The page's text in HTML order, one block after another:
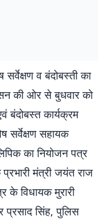
व बंदोबस्ती का
की ओर से बुधवार को
बंदोबस्त कार्यक्रम
सर्वेक्षण सहायक
का नियोजन पत्र
मंत्री जयंत राज
के विधायक मुरारी
प्रसाद सिंह, पुलिस